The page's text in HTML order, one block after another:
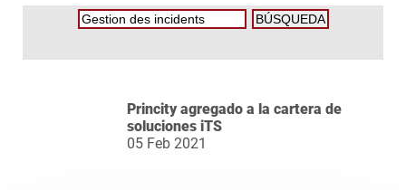
Princity agregado a la cartera de
soluciones iTS
05 Feb 2021